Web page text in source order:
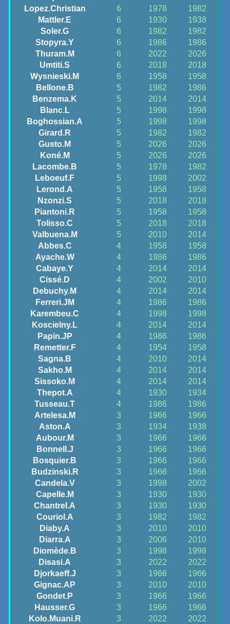
Lopez.Christian
6 1978
1982
Mattler.E
6 1930
1938
Soler.G
6 1982
1982
Stopyra.Y
6 1986
1986
Thuram.M
6 2022
2026
Umtiti.S
6 2018
2018
Wysnieski.M
6 1958
1958
Bellone.B
5 1982
1986
Benzema.K
5 2014
2014
Blanc.L
5 1998
1998
Boghossian.A
5 1998
1998
Girard.R
5 1982
1982
Gusto.M
5 2026
2026
Koné.M
5 2026
2026
Lacombe.B
5 1978
1982
Leboeuf.F
5 1998
2002
Lerond.A
5 1958
1958
Nzonzi.S
5 2018
2018
Piantoni.R
5 1958
1958
Tolisso.C
5 2018
2018
Valbuena.M
5 2010
2014
Abbes.C
4 1958
1958
Ayache.W
4 1986
1986
Cabaye.Y
4 2014
2014
Cissé.D
4 2002
2010
Debuchy.M
4 2014
2014
Ferreri.JM
4 1986
1986
Karembeu.C
4 1998
1998
Koscielny.L
4 2014
2014
Papin.JP
4 1986
1986
Remetter.F
4 1954
1958
Sagna.B
4 2010
2014
Sakho.M
4 2014
2014
Sissoko.M
4 2014
2014
Thepot.A
4 1930
1934
Tusseau.T
4 1986
1986
Artelesa.M
3 1966
1966
Aston.A
3 1934
1938
Aubour.M
3 1966
1966
Bonnell.J
3 1966
1966
Bosquier.B
3 1966
1966
Budzinski.R
3 1966
1966
Candela.V
3 1998
2002
Capelle.M
3 1930
1930
Chantrel.A
3 1930
1930
Couriol.A
3 1982
1982
Diaby.A
3 2010
2010
Diarra.A
3 2006
2010
Diomède.B
3 1998
1998
Disasi.A
3 2022
2022
Djorkaeff.J
3 1966
1966
Gignac.AP
3 2010
2010
Gondet.P
3 1966
1966
Hausser.G
3 1966
1966
Kolo.Muani.R
3 2022
2022